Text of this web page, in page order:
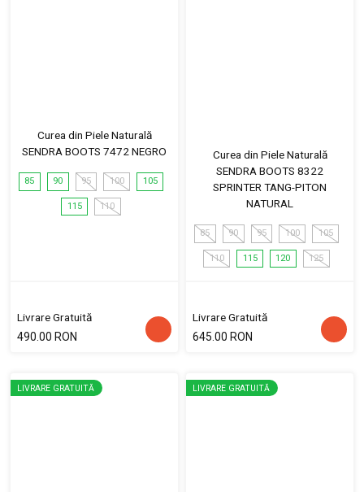
Curea din Piele Naturală
SENDRA BOOTS 7472 NEGRO
85 90 95 100 105
115 110
Livrare Gratuită
490.00 RON
Curea din Piele Naturală
SENDRA BOOTS 8322
SPRINTER TANG-PITON
NATURAL
85 90 95 100 105
110 115 120 125
Livrare Gratuită
645.00 RON
LIVRARE GRATUITĂ LIVRARE GRATUITĂ